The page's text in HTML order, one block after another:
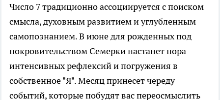
Число 7 традиционно ассоциируется с поиском
смысла, духовным развитием и углубленным
самопознанием. В июне для рожденных под
покровительством Семерки настанет пора
интенсивных рефлексий и погружения в
собственное "Я". Месяц принесет череду
событий, которые побудят вас переосмыслить